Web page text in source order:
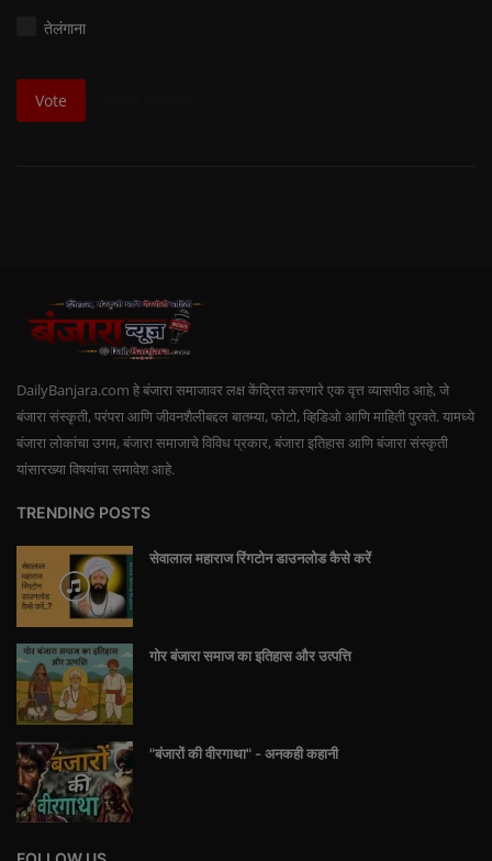
तेलंगाना
Vote
DailyBanjara.com हे बंजारा समाजावर लक्ष केंद्रित करणारे एक वृत्त व्यासपीठ आहे, जे
बंजारा संस्कृती, परंपरा आणि जीवनशैलीबद्दल बातम्या, फोटो, व्हिडिओ आणि माहिती पुरवते. यामध्ये
बंजारा लोकांचा उगम, बंजारा समाजाचे विविध प्रकार, बंजारा इतिहास आणि बंजारा संस्कृती
यांसारख्या विषयांचा समावेश आहे.
TRENDING POSTS
सेवालाल महाराज रिंगटोन डाउनलोड कैसे करें
गोर बंजारा समाज का इतिहास और उत्पत्ति
"बंजारों की वीरगाथा" - अनकही कहानी